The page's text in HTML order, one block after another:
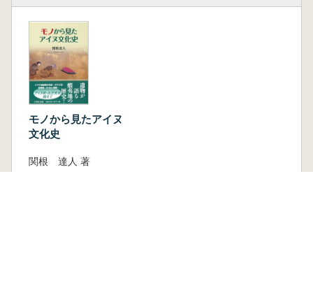
モノから見たアイヌ
文化史
関根 達人 著